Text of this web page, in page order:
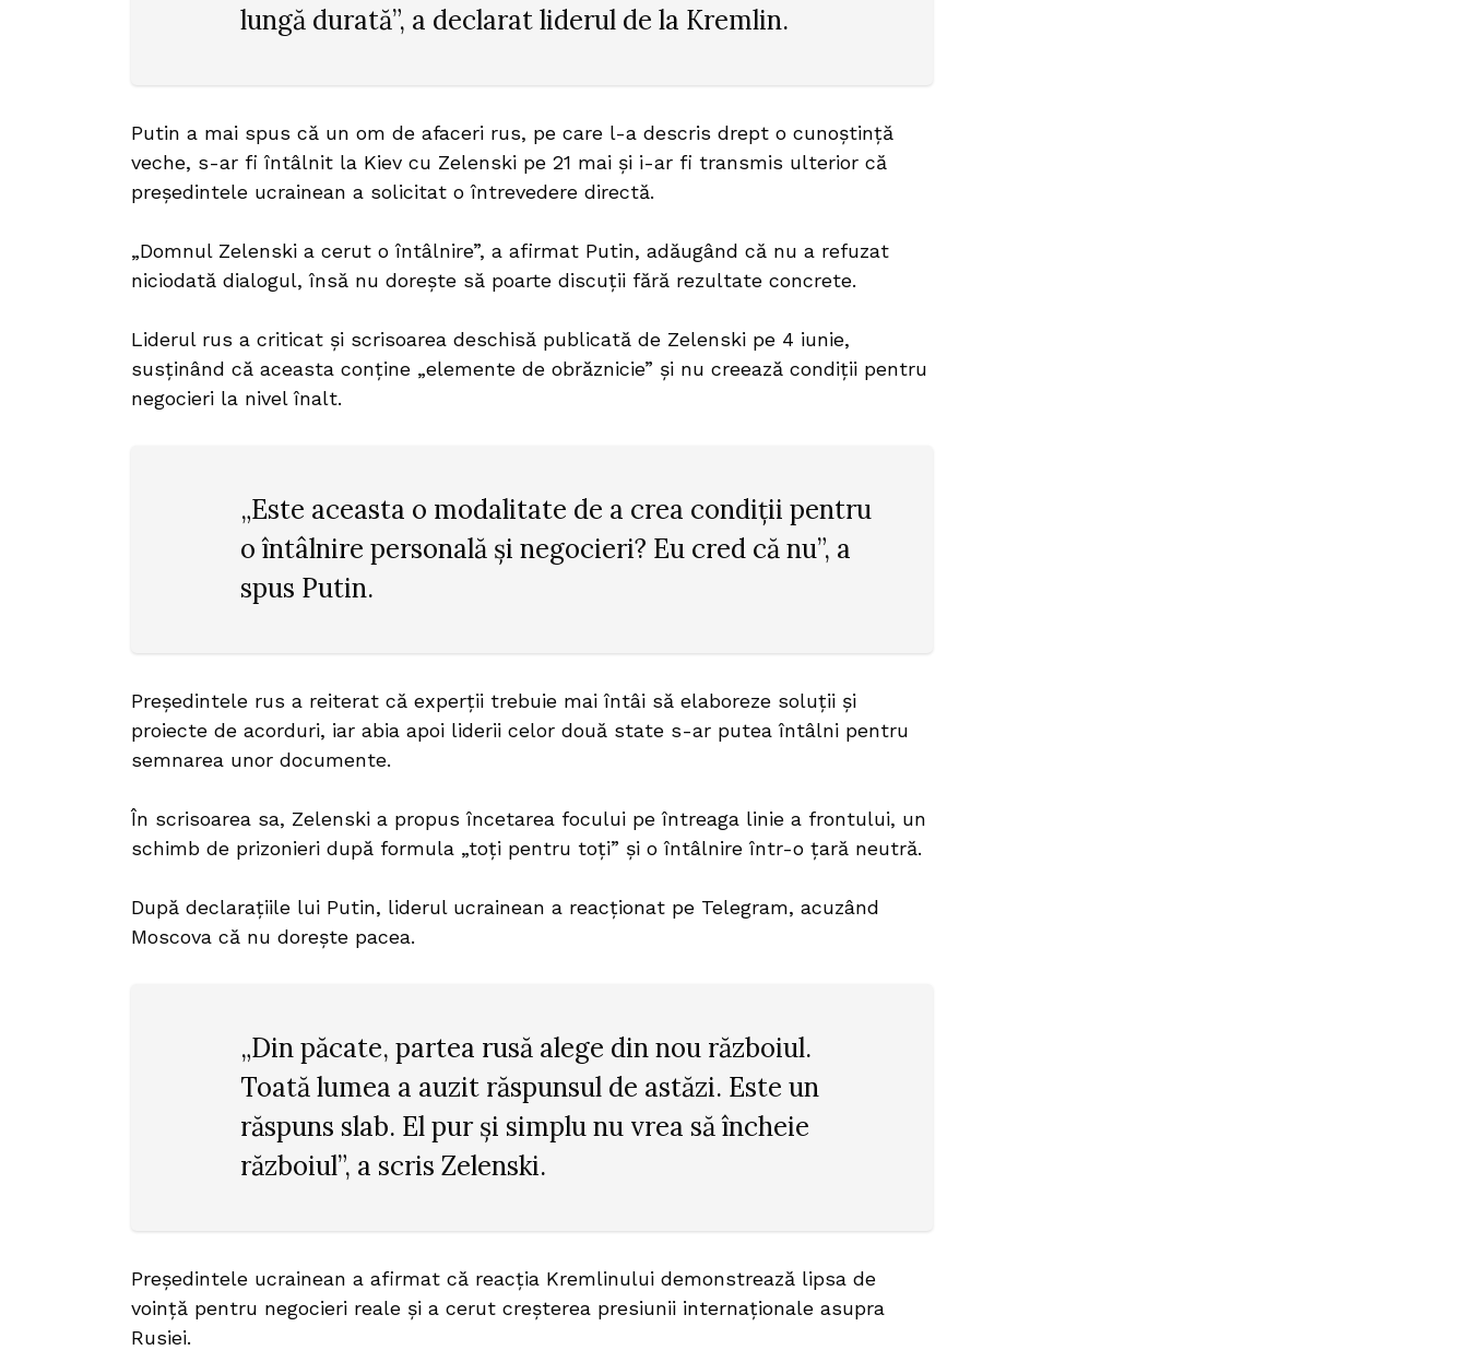
lungă durată”, a declarat liderul de la Kremlin.
Putin a mai spus că un om de afaceri rus, pe care l-a descris drept o cunoștință
veche, s-ar fi întâlnit la Kiev cu Zelenski pe 21 mai și i-ar fi transmis ulterior că
președintele ucrainean a solicitat o întrevedere directă.
„Domnul Zelenski a cerut o întâlnire”, a afirmat Putin, adăugând că nu a refuzat
niciodată dialogul, însă nu dorește să poarte discuții fără rezultate concrete.
Liderul rus a criticat și scrisoarea deschisă publicată de Zelenski pe 4 iunie,
susținând că aceasta conține „elemente de obrăznicie” și nu creează condiții pentru
negocieri la nivel înalt.
„Este aceasta o modalitate de a crea condiții pentru
o întâlnire personală și negocieri? Eu cred că nu”, a
spus Putin.
Președintele rus a reiterat că experții trebuie mai întâi să elaboreze soluții și
proiecte de acorduri, iar abia apoi liderii celor două state s-ar putea întâlni pentru
semnarea unor documente.
În scrisoarea sa, Zelenski a propus încetarea focului pe întreaga linie a frontului, un
schimb de prizonieri după formula „toți pentru toți” și o întâlnire într-o țară neutră.
După declarațiile lui Putin, liderul ucrainean a reacționat pe Telegram, acuzând
Moscova că nu dorește pacea.
„Din păcate, partea rusă alege din nou războiul.
Toată lumea a auzit răspunsul de astăzi. Este un
răspuns slab. El pur și simplu nu vrea să încheie
războiul”, a scris Zelenski.
Președintele ucrainean a afirmat că reacția Kremlinului demonstrează lipsa de
voință pentru negocieri reale și a cerut creșterea presiunii internaționale asupra
Rusiei.